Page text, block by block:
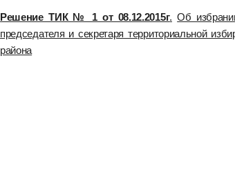
Решение ТИК № 1 от 08.12.2015г. Об
председателя и секретаря территориальной
района